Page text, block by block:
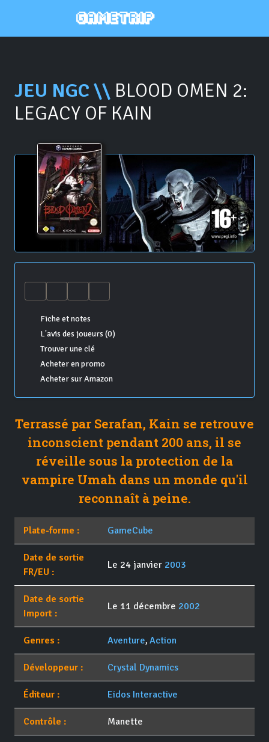
JEU NGC \\ BLOOD OMEN 2:
LEGACY OF KAIN
Fiche et notes
L'avis des joueurs (0)
Trouver une clé
Acheter en promo
Acheter sur Amazon
Terrassé par Serafan, Kain se retrouve
inconscient pendant 200 ans, il se
réveille sous la protection de la
vampire Umah dans un monde qu'il
reconnaît à peine.
Plate-forme : GameCube
Date de sortie
FR/EU :
Le 24 janvier 2003
Date de sortie
Import :
Le 11 décembre 2002
Genres : Aventure, Action
Développeur : Crystal Dynamics
Éditeur : Eidos Interactive
Contrôle : Manette